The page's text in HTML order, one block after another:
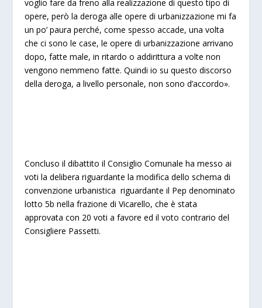
voglio fare da freno alla realizzazione di questo tipo di
opere, però la deroga alle opere di urbanizzazione mi fa
un po’ paura perché, come spesso accade, una volta
che ci sono le case, le opere di urbanizzazione arrivano
dopo, fatte male, in ritardo o addirittura a volte non
vengono nemmeno fatte. Quindi io su questo discorso
della deroga, a livello personale, non sono d’accordo».
Concluso il dibattito il Consiglio Comunale ha messo ai
voti la delibera riguardante la modifica dello schema di
convenzione urbanistica riguardante il Pep denominato
lotto 5b nella frazione di Vicarello, che è stata
approvata con 20 voti a favore ed il voto contrario del
Consigliere Passetti.